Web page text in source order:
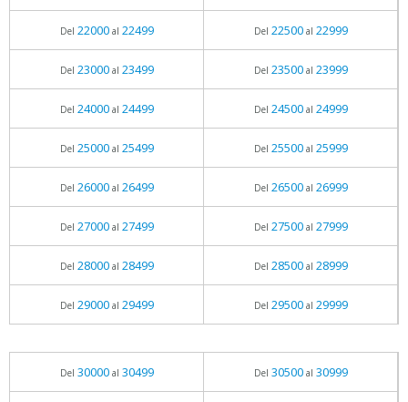
Del 22000al 22499 Del 22500al 22999
Del 23000al 23499 Del 23500al 23999
Del 24000al 24499 Del 24500al 24999
Del 25000al 25499 Del 25500al 25999
Del 26000al 26499 Del 26500al 26999
Del 27000al 27499 Del 27500al 27999
Del 28000al 28499 Del 28500al 28999
Del 29000al 29499 Del 29500al 29999
Del 30000al 30499 Del 30500al 30999